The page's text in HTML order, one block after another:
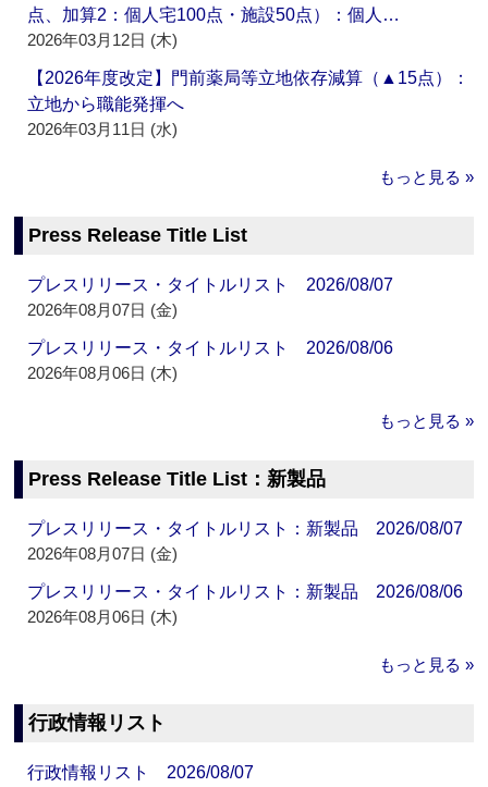
点、加算2：個人宅100点・施設50点）：個人…
2026年03月12日 (木)
【2026年度改定】門前薬局等立地依存減算（▲15点）：
立地から職能発揮へ
2026年03月11日 (水)
もっと見る »
Press Release Title List
プレスリリース・タイトルリスト 2026/08/07
2026年08月07日 (金)
プレスリリース・タイトルリスト 2026/08/06
2026年08月06日 (木)
もっと見る »
Press Release Title List：新製品
プレスリリース・タイトルリスト：新製品 2026/08/07
2026年08月07日 (金)
プレスリリース・タイトルリスト：新製品 2026/08/06
2026年08月06日 (木)
もっと見る »
行政情報リスト
行政情報リスト 2026/08/07